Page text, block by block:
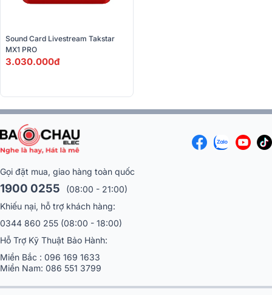
Sound Card Livestream Takstar
MX1 PRO
3.030.000đ
Gọi đặt mua, giao hàng toàn quốc
1900 0255
(08:00 - 21:00)
Khiếu nại, hỗ trợ khách hàng:
0344 860 255 (08:00 - 18:00)
Hỗ Trợ Kỹ Thuật Bảo Hành:
Miền Bắc : 096 169 1633
Miền Nam: 086 551 3799